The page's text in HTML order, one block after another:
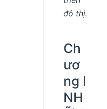
đô thị.
Ch
ươ
ng I
NH